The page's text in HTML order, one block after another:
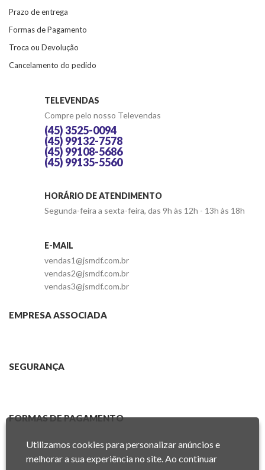
Prazo de entrega
Formas de Pagamento
Troca ou Devolução
Cancelamento do pedido
TELEVENDAS
Compre pelo nosso Televendas
(45) 3525-0094
(45) 99132-7578
(45) 99108-5686
(45) 99135-5560
HORÁRIO DE ATENDIMENTO
Segunda-feira a sexta-feira, das 9h às 12h - 13h às 18h
E-MAIL
vendas1@jsmdf.com.br
vendas2@jsmdf.com.br
vendas3@jsmdf.com.br
EMPRESA ASSOCIADA
SEGURANÇA
FORMAS DE PAGAMENTO
Utilizamos cookies para personalizar anúncios e
melhorar a sua experiência no site. Ao continuar